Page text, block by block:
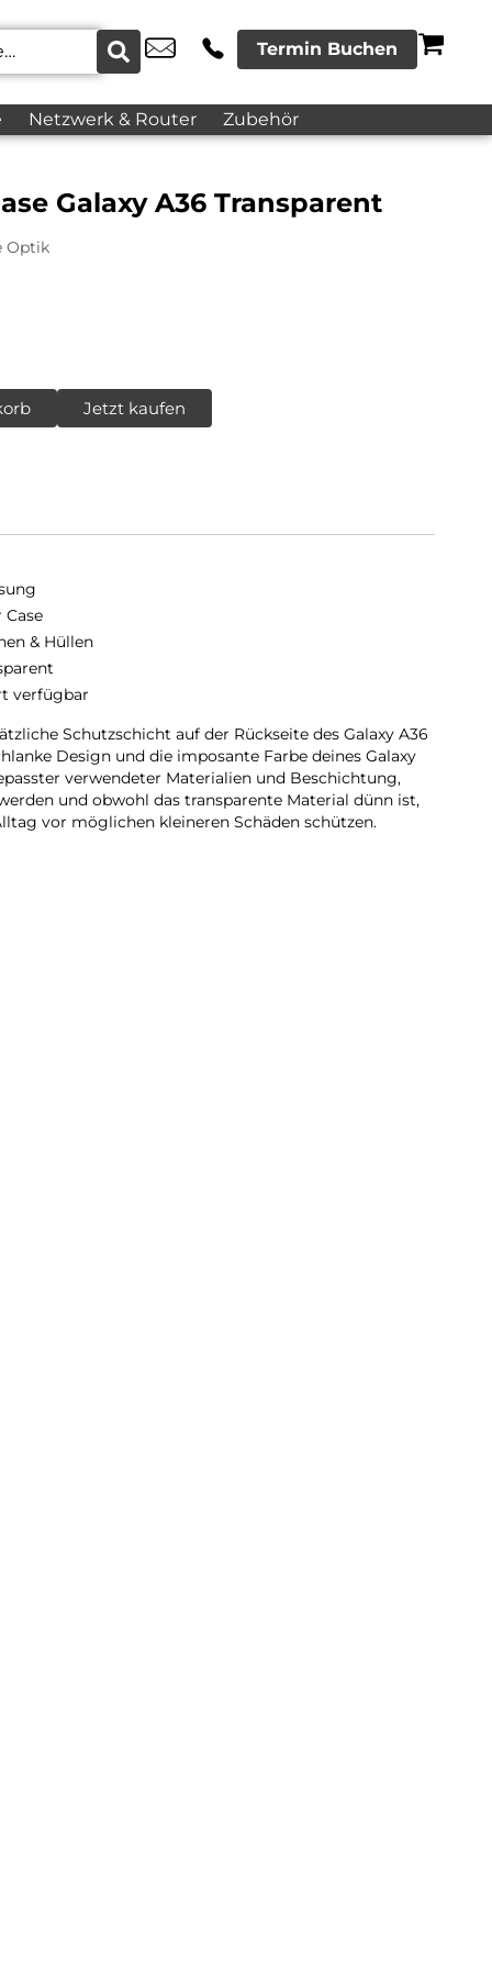
Termin Buchen
Netzwerk & Router Zubehör
Galaxy A36 Transparent
Optik
Jetzt kaufen
Case
& Hüllen
verfügbar
Schutzschicht auf der Rückseite des Galaxy A36
Design und die imposante Farbe deines Galaxy
verwendeter Materialien und Beschichtung,
und obwohl das transparente Material dünn ist,
vor möglichen kleineren Schäden schützen.